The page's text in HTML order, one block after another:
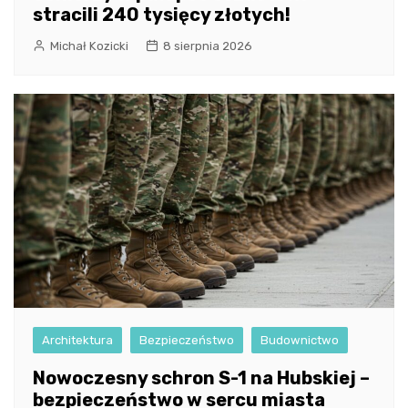
stracili 240 tysięcy złotych!
Michał Kozicki 8 sierpnia 2026
Architektura Bezpieczeństwo Budownictwo
Nowoczesny schron S-1 na Hubskiej –
bezpieczeństwo w sercu miasta